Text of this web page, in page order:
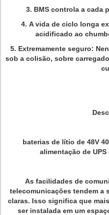
3. BMS controla a cada
4. A vida de ciclo longa
acidificado ao
5. Extremamente seguro:
sob a colisão, sobre
baterias de lítio de 48V
alimentação de
As facilidades de
telecomunicações tendem a
claras. Isso significa que
ser instalada em um